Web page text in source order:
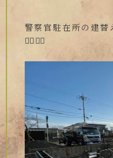
警察官駐在所の建替
👮‍♀️👮‍♂️